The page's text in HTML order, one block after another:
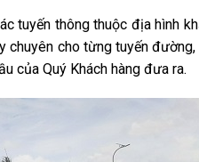
tuyến thông thuộc địa hình
chuyên cho từng tuyến
của Quý Khách hàng đưa ra.